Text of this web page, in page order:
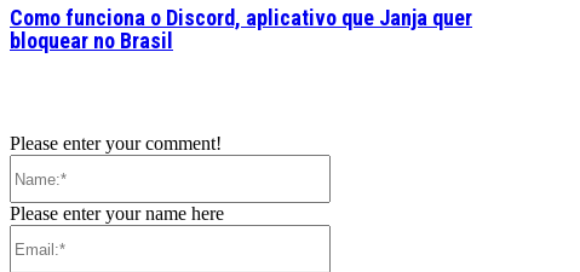
Como funciona o Discord, aplicativo que Janja quer
bloquear no Brasil
Please enter your comment!
Please enter your name here